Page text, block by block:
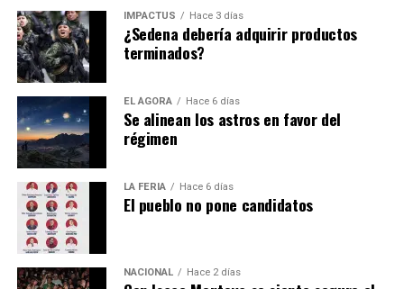
IMPACTUS Hace 3 días
¿Sedena debería adquirir productos
terminados?
EL ÁGORA Hace 6 días
Se alinean los astros en favor del
régimen
LA FERIA Hace 6 días
El pueblo no pone candidatos
NACIONAL Hace 2 días